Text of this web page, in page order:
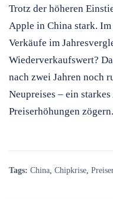
Trotz der höheren
Apple in China stark.
Verkäufe im
Wiederverkaufswert?
nach zwei Jahren noch
Neupreises – ein
Preiserhöhungen zögern.
Tags: China Chipkrise